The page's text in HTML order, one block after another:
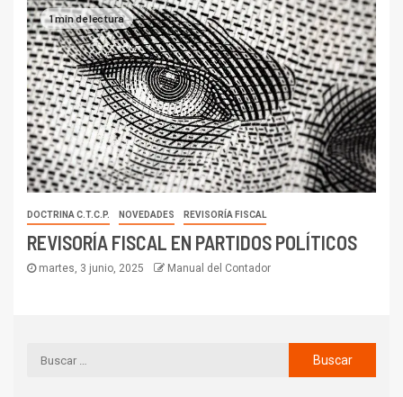
1 min de lectura
DOCTRINA C.T.C.P. NOVEDADES REVISORÍA FISCAL
REVISORÍA FISCAL EN PARTIDOS POLÍTICOS
martes, 3 junio, 2025 Manual del Contador